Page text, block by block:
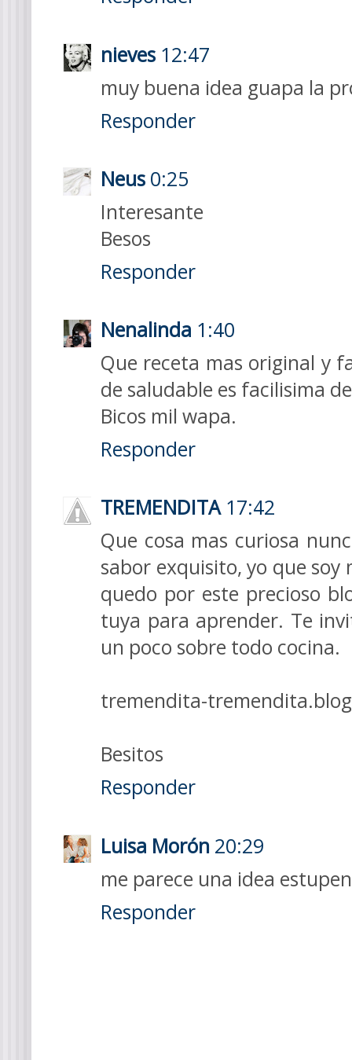
nieves 12:47
muy buena idea guapa la
Responder
Neus 0:25
Interesante
Besos
Responder
Nenalinda 1:40
Que receta mas original y
de saludable es facilisima
Bicos mil wapa.
Responder
TREMENDITA 17:42
Que cosa mas curiosa
sabor exquisito, yo que
quedo por este precioso
tuya para aprender. Te
un poco sobre todo cocina.
tremendita-
Besitos
Responder
Luisa Morón 20:29
me parece una idea
Responder